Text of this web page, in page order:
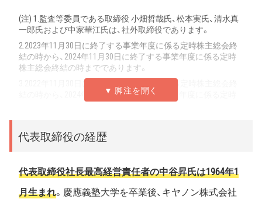
(注) 1.監査等委員である取締役 小畑哲哉氏、松本実氏、清水真
一郎氏および中家華江氏は、社外取締役であります。
2.2023年11月30日に終了する事業年度に係る定時株主総会終
結の時から、2024年11月30日に終了する事業年度に係る定時
株主総会終結の時までであります。
3.2022年11月30日に終了する事業年度に係る定時株主総会終
結の時から、2024年11月30日に終了する事業年度に係る定時
株主総会終結の時までであります。
結の時から、2025年11月30日に終了する事業年度に係る定時
株主総会終結の時までであります。
業務執行に対する監視監督機能およびその責任」と「執行役員
の業務執行機能およびその責任」との区分を明確にするため、
執行役員制度を導入しております。
代表取締役の経歴
代表取締役社長最高経営責任者の中谷昇氏は1964年1
月生まれ。慶應義塾大学を卒業後、キヤノン株式会社